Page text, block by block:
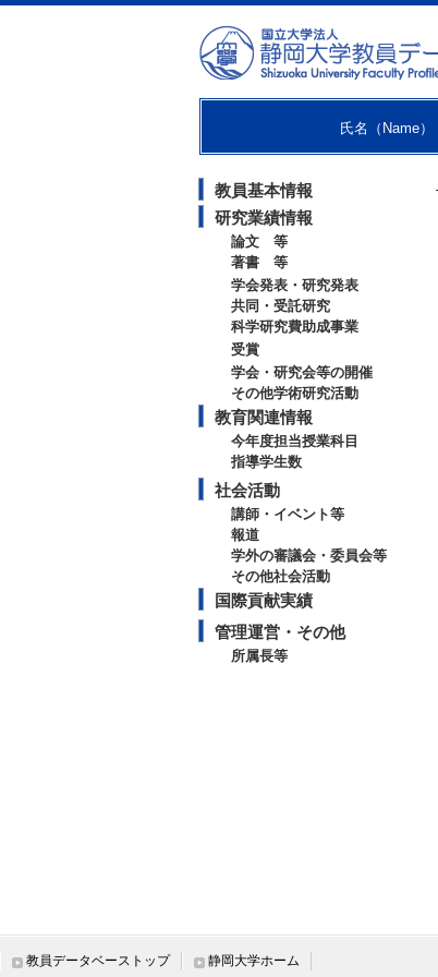
氏名（Name）
教員基本情報
研究業績情報
論文 等
著書 等
学会発表・研究発表
共同・受託研究
科学研究費助成事業
受賞
学会・研究会等の開催
その他学術研究活動
教育関連情報
今年度担当授業科目
指導学生数
社会活動
講師・イベント等
報道
学外の審議会・委員会等
その他社会活動
国際貢献実績
管理運営・その他
所属長等
教員データベーストップ 静岡大学ホーム